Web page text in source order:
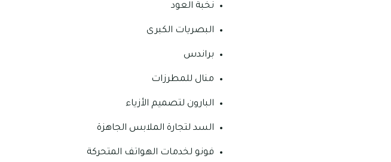
نخبة العود
البصريات الكبرى
براندس
منال للمطرزات
البارون لتصميم الأزياء
السد لتجارة الملابس الجاهزة
فونو لخدمات الهواتف المتحركة